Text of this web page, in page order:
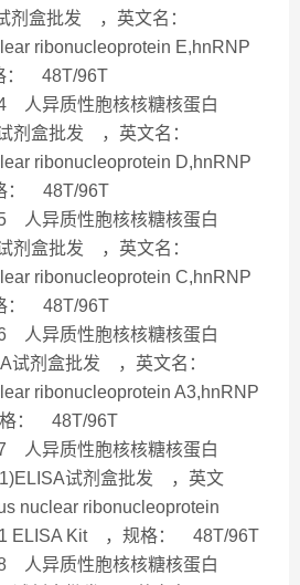
剂盒批发 ，英文名：
ribonucleoprotein E,hnRNP
： 48T/96T
人异质性胞核核糖核蛋白
剂盒批发 ，英文名：
ribonucleoprotein D,hnRNP
： 48T/96T
人异质性胞核核糖核蛋白
剂盒批发 ，英文名：
ribonucleoprotein C,hnRNP
： 48T/96T
人异质性胞核核糖核蛋白
试剂盒批发 ，英文名：
ribonucleoprotein A3,hnRNP
： 48T/96T
人异质性胞核核糖核蛋白
试剂盒批发 ，英文
nuclear ribonucleoprotein
ELISA Kit ，规格： 48T/96T
人异质性胞核核糖核蛋白